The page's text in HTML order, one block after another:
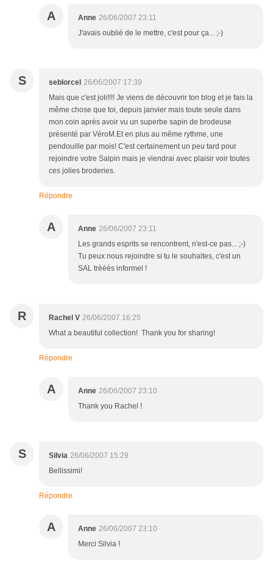
A Anne 26/06/2007 23:11
J'avais oublié de le mettre, c'est pour ça... ;-)
S seblorcel 26/06/2007 17:39
Mais que c'est joli!!!! Je viens de découvrir ton blog et je fais la
même chose que toi, depuis janvier mais toute seule dans
mon coin après avoir vu un superbe sapin de brodeuse
présenté par VéroM.Et en plus au même rythme, une
pendouille par mois! C'est certainement un peu tard pour
rejoindre votre Salpin mais je viendrai avec plaisir voir toutes
ces jolies broderies.
Répondre
A Anne 26/06/2007 23:11
Les grands esprits se rencontrent, n'est-ce pas... ;-)
Tu peux nous rejoindre si tu le souhaites, c'est un
SAL trèèès informel !
R Rachel V 26/06/2007 16:25
What a beautiful collection! Thank you for sharing!
Répondre
A Anne 26/06/2007 23:10
Thank you Rachel !
S Silvia 26/06/2007 15:29
Bellissimi!
Répondre
A Anne 26/06/2007 23:10
Merci Silvia !